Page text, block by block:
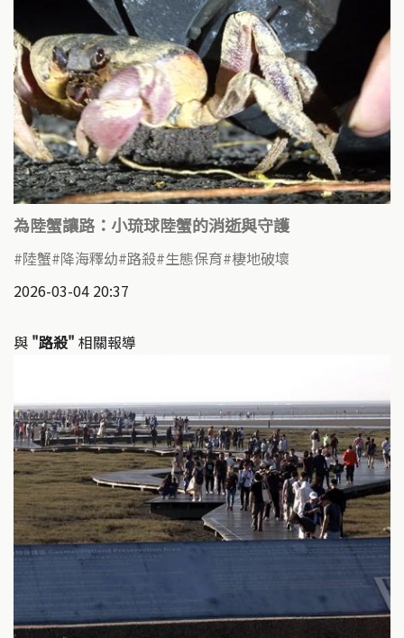
為陸蟹讓路：小琉球陸蟹的消逝與守護
陸蟹 降海釋幼 路殺 生態保育 棲地破壞
2026-03-04 20:37
與 "路殺" 相關報導